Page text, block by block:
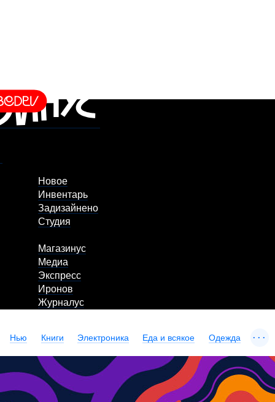
Новое
Инвентарь
Задизайнено
Студия
Магазинус
Медиа
Экспресс
Иронов
Журналус
Нью Книги Электроника Еда и всякое Одежда ...